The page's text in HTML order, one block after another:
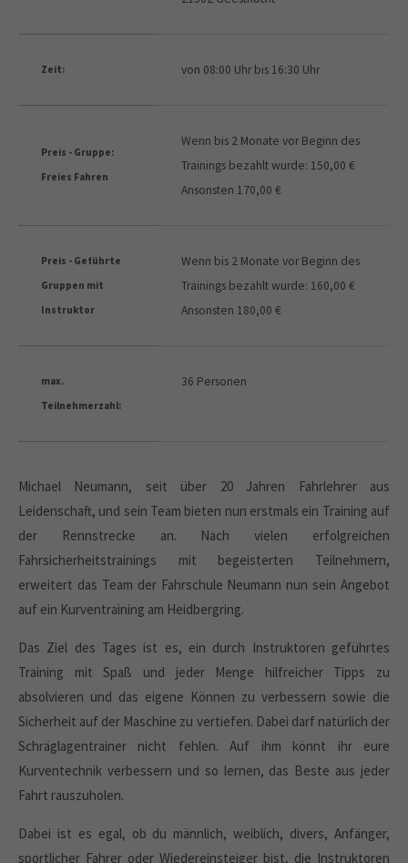
Zeit: von 08:00 Uhr bis 16:30 Uhr
Preis - Gruppe:
Freies Fahren
Wenn bis 2 Monate vor Beginn des
Trainings bezahlt wurde: 150,00 €
Ansonsten 170,00 €
Preis - Geführte
Gruppen mit
Instruktor
Wenn bis 2 Monate vor Beginn des
Trainings bezahlt wurde: 160,00 €
Ansonsten 180,00 €
max.
Teilnehmerzahl:
36 Personen
Michael Neumann, seit über 20 Jahren Fahrlehrer aus
Leidenschaft, und sein Team bieten nun erstmals ein Training auf
der Rennstrecke an. Nach vielen erfolgreichen
Fahrsicherheitstrainings mit begeisterten Teilnehmern,
erweitert das Team der Fahrschule Neumann nun sein Angebot
auf ein Kurventraining am Heidbergring.
Das Ziel des Tages ist es, ein durch Instruktoren geführtes
Training mit Spaß und jeder Menge hilfreicher Tipps zu
absolvieren und das eigene Können zu verbessern sowie die
Sicherheit auf der Maschine zu vertiefen. Dabei darf natürlich der
Schräglagentrainer nicht fehlen. Auf ihm könnt ihr eure
Kurventechnik verbessern und so lernen, das Beste aus jeder
Fahrt rauszuholen.
Dabei ist es egal, ob du männlich, weiblich, divers, Anfänger,
sportlicher Fahrer oder Wiedereinsteiger bist, die Instruktoren